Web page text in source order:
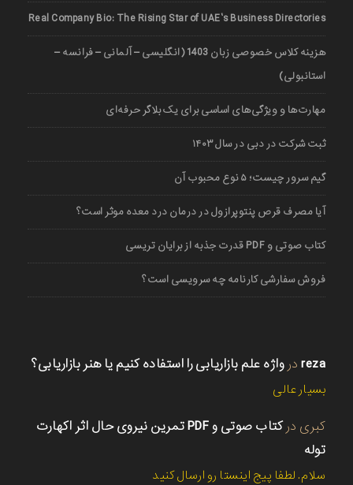
Real Company Bio: The Rising Star of UAE’s Business Directories
هزینه کلاس خصوصی زبان 1403 (انگلیسی – آلمانی – فرانسه –
استانبولی)
مهارت‌ها و ویژگی‌های اساسی برای یک بلاگر حرفه‌ای
ثبت شرکت در دبی در سال ۱۴۰۳
گیم سرور چیست؛ ۵ نوع محبوب آن
آیا مصرف قرص پنتوپرازول در درمان درد معده موثر است؟
کتاب صوتی و PDF قدرت جذبه از برایان تریسی
فروش سفارشی کارنامه چه سرویسی است؟
reza در واژه علم بازاریابی را استفاده کنیم یا هنر بازاریابی؟
بسیار عالی
کبری در
کتاب صوتی و PDF تمرین نیروی حال اثر اکهارت
توله
سلام. لطفا پیج اینستا رو ارسال کنید